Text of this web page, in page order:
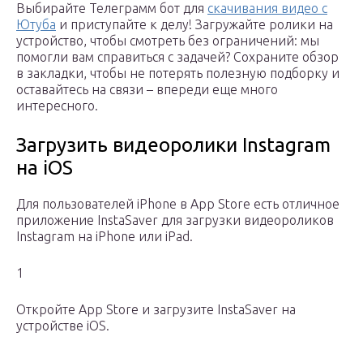
Выбирайте Телеграмм бот для скачивания видео с
Ютуба и приступайте к делу! Загружайте ролики на
устройство, чтобы смотреть без ограничений: мы
помогли вам справиться с задачей? Сохраните обзор
в закладки, чтобы не потерять полезную подборку и
оставайтесь на связи – впереди еще много
интересного.
Загрузить видеоролики Instagram
на iOS
Для пользователей iPhone в App Store есть отличное
приложение InstaSaver для загрузки видеороликов
Instagram на iPhone или iPad.
1
Откройте App Store и загрузите InstaSaver на
устройстве iOS.